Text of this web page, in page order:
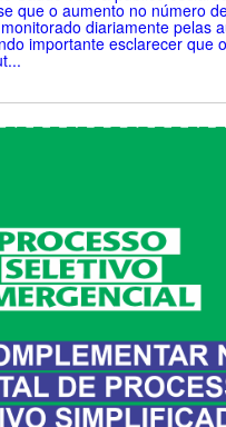
que o aumento no número
diariamente pelas
importante esclarecer que